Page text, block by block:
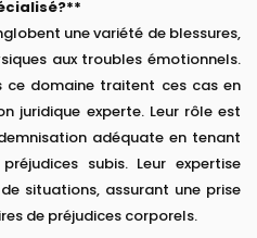
une variété de blessures,
aux troubles émotionnels.
ce domaine traitent ces cas en
juridique experte. Leur rôle est
adéquate en tenant
subis. Leur expertise
situations, assurant une prise
de préjudices corporels.